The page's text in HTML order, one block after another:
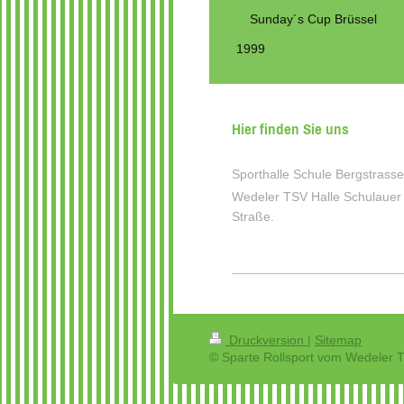
Sunday´s Cup Brüssel
1999
Hier finden Sie uns
Sporthalle Schule Bergstrasse
Wedeler TSV Halle Schulauer
Straße.
Druckversion | Sitemap
© Sparte Rollsport vom Wedeler